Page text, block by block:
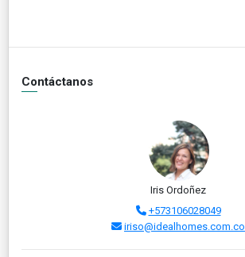
Contáctanos
Iris Ordoñez
+573106028049
iriso@idealhomes.com.co